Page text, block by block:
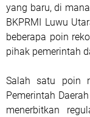
yang baru, di
BKPRMI Luwu
beberapa poin
pihak pemerintah
Salah satu poin
Pemerintah
menerbitkan